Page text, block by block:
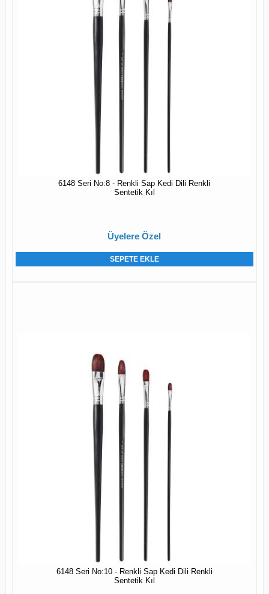
6148 Seri No:8 - Renkli Sap Kedi Dili Renkli
Sentetik Kıl
Üyelere Özel
SEPETE EKLE
6148 Seri No:10 - Renkli Sap Kedi Dili Renkli
Sentetik Kıl